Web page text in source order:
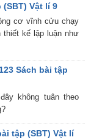
(SBT) Vật lí 9
cơ vĩnh cửu chạy
thiết kế lập luận như
Sách bài tập
không tuân theo
tập (SBT) Vật lí